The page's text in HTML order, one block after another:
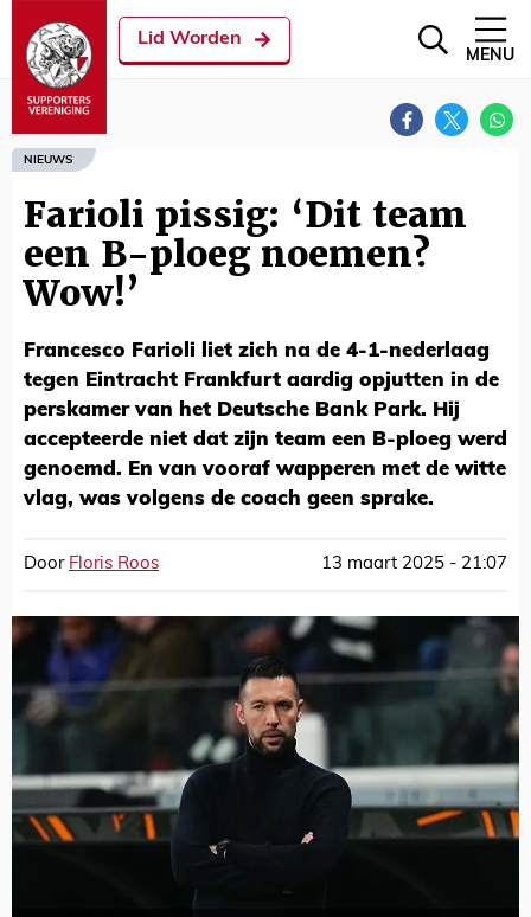
Lid Worden
MENU
NIEUWS
Farioli pissig: ‘Dit team
een B-ploeg noemen?
Wow!’
Francesco Farioli liet zich na de 4-1-nederlaag
tegen Eintracht Frankfurt aardig opjutten in de
perskamer van het Deutsche Bank Park. Hij
accepteerde niet dat zijn team een B-ploeg werd
genoemd. En van vooraf wapperen met de witte
vlag, was volgens de coach geen sprake.
Door Floris Roos 13 maart 2025 - 21:07